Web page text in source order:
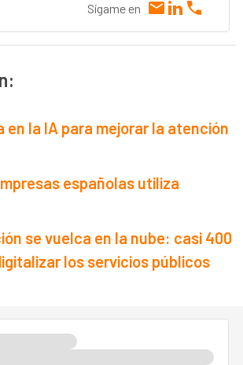
Sígame en
en la IA para mejorar la atención
españolas utiliza
se vuelca en la nube: casi 400
los servicios públicos